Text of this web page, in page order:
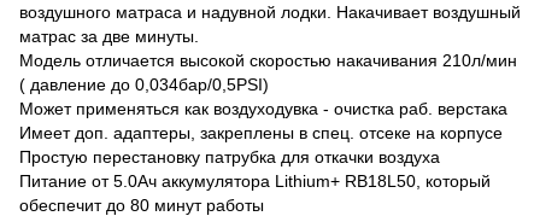
воздушного матраса и надувной лодки. Накачивает воздушный
матрас за две минуты.
Модель отличается высокой скоростью накачивания 210л/мин
( давление до 0,034бар/0,5PSI)
Может применяться как воздуходувка - очистка раб. верстака
Имеет доп. адаптеры, закреплены в спец. отсеке на корпусе
Простую перестановку патрубка для откачки воздуха
Питание от 5.0Ач аккумулятора Lithium+ RB18L50, который
обеспечит до 80 минут работы